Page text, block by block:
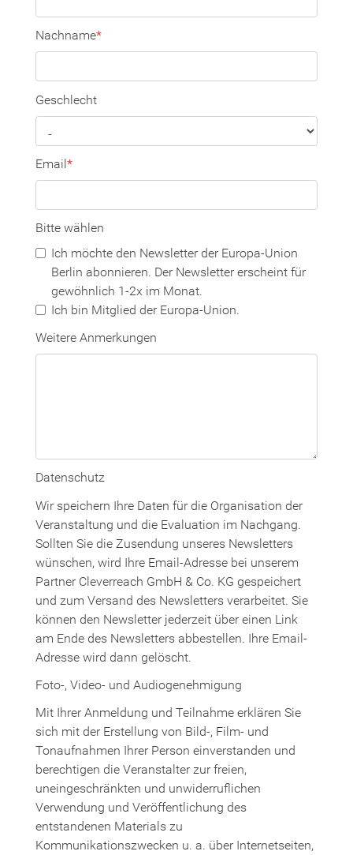
Nachname*
Geschlecht
Email*
Bitte wählen
Ich möchte den Newsletter der Europa-Union
Berlin abonnieren. Der Newsletter erscheint für
gewöhnlich 1-2x im Monat.
Ich bin Mitglied der Europa-Union.
Weitere Anmerkungen
Datenschutz
Wir speichern Ihre Daten für die Organisation der
Veranstaltung und die Evaluation im Nachgang.
Sollten Sie die Zusendung unseres Newsletters
wünschen, wird Ihre Email-Adresse bei unserem
Partner Cleverreach GmbH & Co. KG gespeichert
und zum Versand des Newsletters verarbeitet. Sie
können den Newsletter jederzeit über einen Link
am Ende des Newsletters abbestellen. Ihre Email-
Adresse wird dann gelöscht.
Foto-, Video- und Audiogenehmigung
Mit Ihrer Anmeldung und Teilnahme erklären Sie
sich mit der Erstellung von Bild-, Film- und
Tonaufnahmen Ihrer Person einverstanden und
berechtigen die Veranstalter zur freien,
uneingeschränkten und unwiderruflichen
Verwendung und Veröffentlichung des
entstandenen Materials zu
Kommunikationszwecken u. a. über Internetseiten,